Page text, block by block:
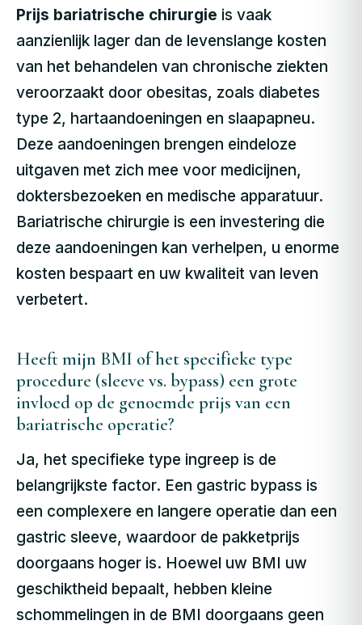
Prijs bariatrische chirurgie is vaak
aanzienlijk lager dan de levenslange kosten
van het behandelen van chronische ziekten
veroorzaakt door obesitas, zoals diabetes
type 2, hartaandoeningen en slaapapneu.
Deze aandoeningen brengen eindeloze
uitgaven met zich mee voor medicijnen,
doktersbezoeken en medische apparatuur.
Bariatrische chirurgie is een investering die
deze aandoeningen kan verhelpen, u enorme
kosten bespaart en uw kwaliteit van leven
verbetert.
Heeft mijn BMI of het specifieke type
procedure (sleeve vs. bypass) een grote
invloed op de genoemde prijs van een
bariatrische operatie?
Ja, het specifieke type ingreep is de
belangrijkste factor. Een gastric bypass is
een complexere en langere operatie dan een
gastric sleeve, waardoor de pakketprijs
doorgaans hoger is. Hoewel uw BMI uw
geschiktheid bepaalt, hebben kleine
schommelingen in de BMI doorgaans geen